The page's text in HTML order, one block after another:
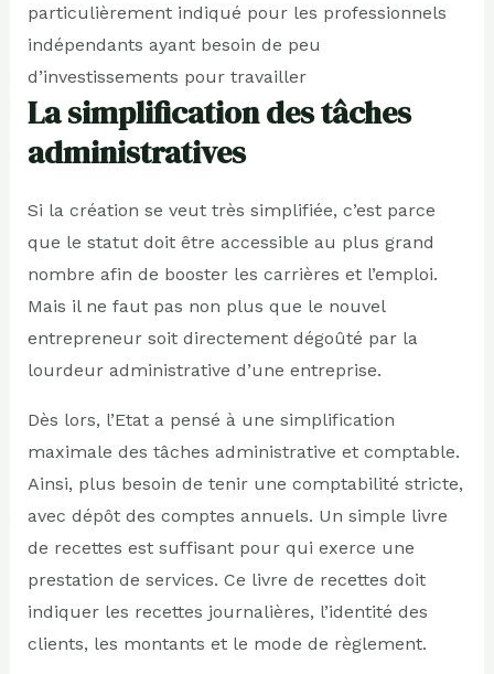
particulièrement indiqué pour les professionnels
indépendants ayant besoin de peu
d’investissements pour travailler
La simplification des tâches
administratives
Si la création se veut très simplifiée, c’est parce
que le statut doit être accessible au plus grand
nombre afin de booster les carrières et l’emploi.
Mais il ne faut pas non plus que le nouvel
entrepreneur soit directement dégoûté par la
lourdeur administrative d’une entreprise.
Dès lors, l’Etat a pensé à une simplification
maximale des tâches administrative et comptable.
Ainsi, plus besoin de tenir une comptabilité stricte,
avec dépôt des comptes annuels. Un simple livre
de recettes est suffisant pour qui exerce une
prestation de services. Ce livre de recettes doit
indiquer les recettes journalières, l’identité des
clients, les montants et le mode de règlement.